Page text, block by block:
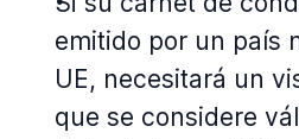
emitido por un país
UE, necesitará un
que se considere